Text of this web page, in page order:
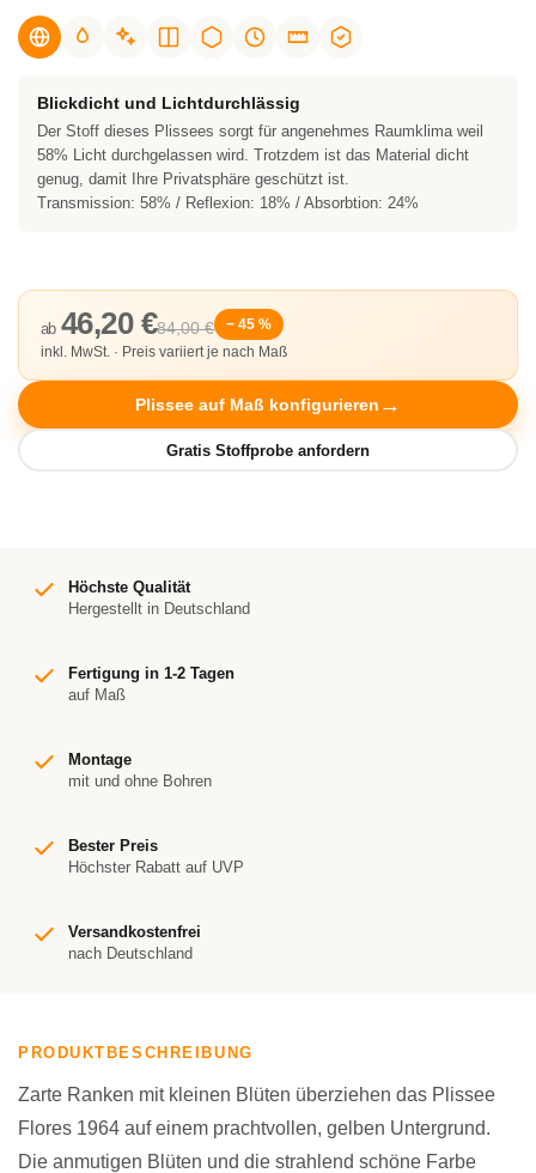
Blickdicht und Lichtdurchlässig
Der Stoff dieses Plissees sorgt für angenehmes Raumklima weil
58% Licht durchgelassen wird. Trotzdem ist das Material dicht
genug, damit Ihre Privatsphäre geschützt ist.
Transmission: 58% / Reflexion: 18% / Absorbtion: 24%
84,00 €
ab 46,20 €
− 45 %
inkl. MwSt. · Preis variiert je nach Maß
Plissee auf Maß konfigurieren
Höchste Qualität
Hergestellt in Deutschland
Fertigung in 1-2 Tagen
auf Maß
Montage
mit und ohne Bohren
Bester Preis
Höchster Rabatt auf UVP
Versandkostenfrei
nach Deutschland
PRODUKTBESCHREIBUNG
Zarte Ranken mit kleinen Blüten überziehen das Plissee
Flores 1964 auf einem prachtvollen, gelben Untergrund.
Die anmutigen Blüten und die strahlend schöne Farbe